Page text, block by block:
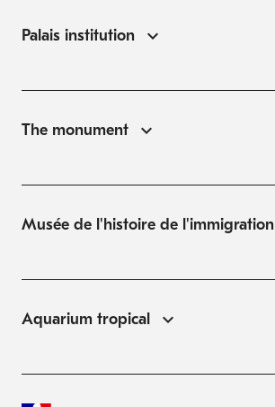
Palais institution
The monument
Musée de l'histoire de l'immigration
Aquarium tropical